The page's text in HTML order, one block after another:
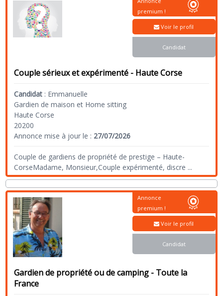
Couple sérieux et expérimenté - Haute Corse
Candidat : Emmanuelle
Gardien de maison et Home sitting
Haute Corse
20200
Annonce mise à jour le : 27/07/2026
Couple de gardiens de propriété de prestige – Haute-
CorseMadame, Monsieur,Couple expérimenté, discre ...
premium !
Voir le profil
Candidat
Gardien de propriété ou de camping - Toute la
France
Annonce
premium !
Voir le profil
Candidat